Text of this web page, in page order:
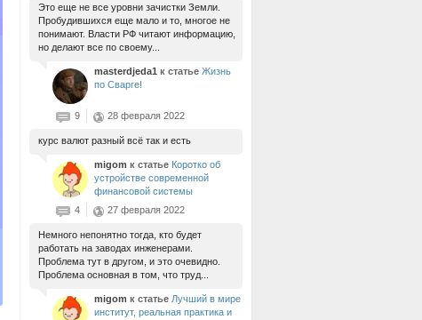
Это еще не все уровни зачистки Земли.
Пробудившихся еще мало и то, многое не
понимают. Власти РФ читают информацию,
но делают все по своему...
masterdjeda1 к статье Жизнь
по Сварге!
9 28 февраля 2022
курс валют разный всё так и есть
migom к статье Коротко об
устройстве современной
финансовой системы
4
27 февраля 2022
Немного непонятно тогда, кто будет
работать на заводах инженерами.
Проблема тут в другом, и это очевидно.
Проблема основная в том, что труд...
migom к статье Лучший в мире
институт, реальная практика и